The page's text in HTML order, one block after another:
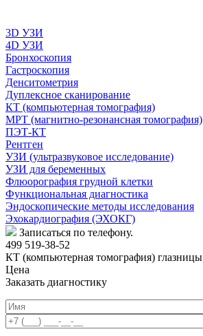
3D УЗИ
4D УЗИ
Бронхоскопия
Гастроскопия
Денситометрия
Дуплексное сканирование
КТ (компьютерная томография)
МРТ (магнитно-резонансная томография)
ПЭТ-КТ
Рентген
УЗИ (ультразвуковое исследование)
УЗИ для беременных
Флюорография грудной клетки
Функциональная диагностика
Эндоскопические методы исследования
Эхокардиография (ЭХОКГ)
Записаться по телефону.
499 519-38-52
КТ (компьютерная томография) глазницы
Цена
Заказать диагностику